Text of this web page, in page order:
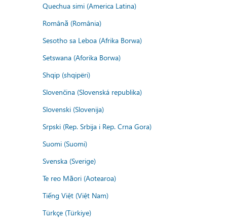
Quechua simi (America Latina)
Română (România)
Sesotho sa Leboa (Afrika Borwa)
Setswana (Aforika Borwa)
Shqip (shqipëri)
Slovenčina (Slovenská republika)
Slovenski (Slovenija)
Srpski (Rep. Srbija i Rep. Crna Gora)
Suomi (Suomi)
Svenska (Sverige)
Te reo Māori (Aotearoa)
Tiếng Việt (Việt Nam)
Türkçe (Türkiye)